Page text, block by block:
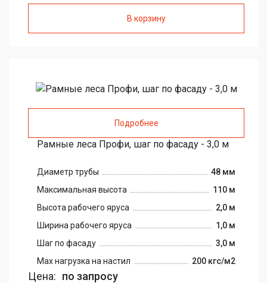
В корзину
Подробнее
Рамные леса Профи, шаг по фасаду - 3,0 м
Диаметр трубы
48 мм
Максимальная высота
110 м
Высота рабочего яруса
2,0 м
Ширина рабочего яруса
1,0 м
Шаг по фасаду
3,0 м
Max нагрузка на настил
200 кгс/м2
Цена: по запросу